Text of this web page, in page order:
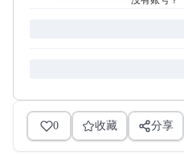
0 收藏 分享